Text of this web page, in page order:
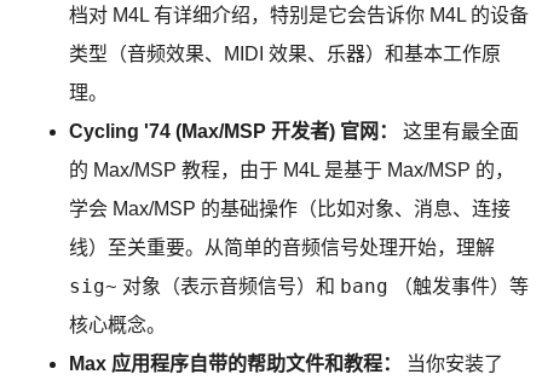
档对 M4L 有详细介绍，特别是它会告诉你 M4L 的设备
类型（音频效果、MIDI 效果、乐器）和基本工作原
理。
Cycling '74 (Max/MSP 开发者) 官网：
这里有最全面
的 Max/MSP 教程，由于 M4L 是基于 Max/MSP 的，
学会 Max/MSP 的基础操作（比如对象、消息、连接
线）至关重要。从简单的音频信号处理开始，理解
sig~ 对象（表示音频信号）和 bang （触发事件）等
核心概念。
Max 应用程序自带的帮助文件和教程：
当你安装了